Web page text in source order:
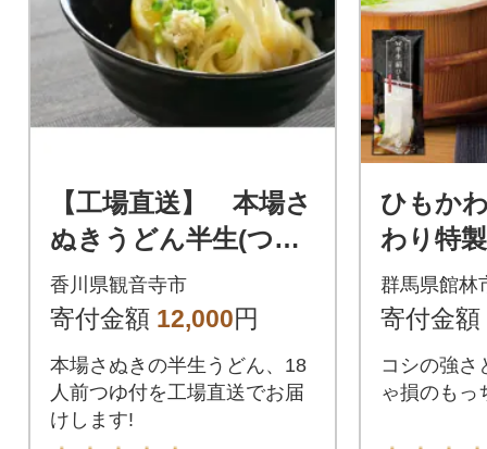
【工場直送】 本場さ
ぬきうどん半生(つゆ
パック付)(18人前)
香川県観音寺市
寄付金額 12,000円
本場さぬきの半生うどん、18
人前つゆ付を工場直送でお届
けします!
ひもか
わり特
00g
群馬県館林
寄付金額
コシの強さ
ゃ損のもっ